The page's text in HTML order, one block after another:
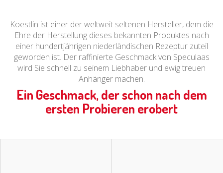
Koestlin ist einer der weltweit seltenen Hersteller, dem die
Ehre der Herstellung dieses bekannten Produktes nach
einer hundertjährigen niederländischen Rezeptur zuteil
geworden ist. Der raffinierte Geschmack von Speculaas
wird Sie schnell zu seinem Liebhaber und ewig treuen
Anhänger machen.
Ein Geschmack, der schon nach dem
ersten Probieren erobert